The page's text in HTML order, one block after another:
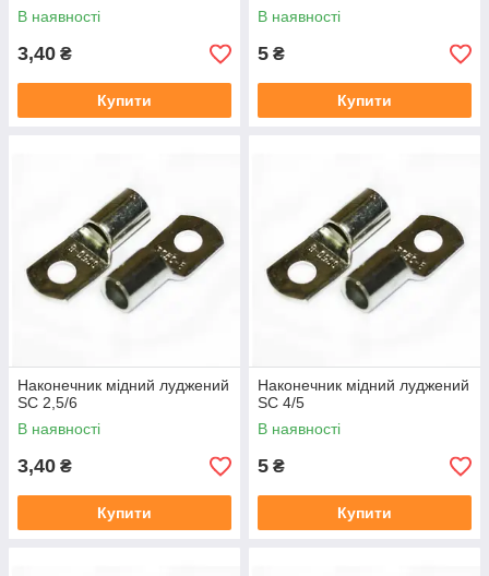
В наявності
3,40 ₴
Купити
В наявності
5 ₴
Купити
Наконечник мідний луджений
SC 2,5/6
В наявності
3,40 ₴
Купити
Наконечник мідний луджений
SC 4/5
В наявності
5 ₴
Купити